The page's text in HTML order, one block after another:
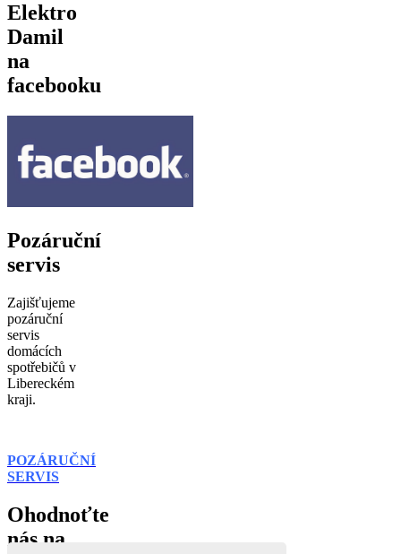
Elektro
Damil
na
facebooku
Pozáruční
servis
Zajišťujeme
pozáruční
servis
domácích
spotřebičů v
Libereckém
kraji.
POZÁRUČNÍ
SERVIS
Ohodnoťte
nás na